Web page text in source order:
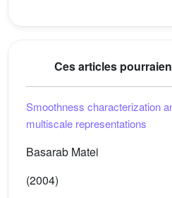
Ces articles
Smoothness characterization
multiscale representations
Basarab Matei
(2004)